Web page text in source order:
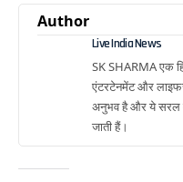
Author
Live India News
SK SHARMA एक
एंटरटेनमेंट और
अनुभव है और ये सरल व
जाती हैं।